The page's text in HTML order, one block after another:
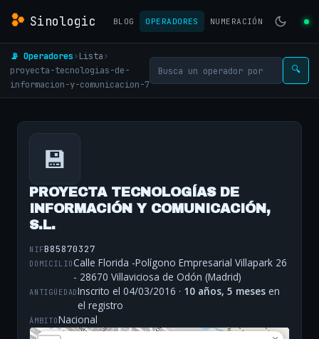
Sinologic BLOG OPERADORES NUMERACIÓN
📡 Operadores› Lista›
proyecta-tecnologias-de-
informacion-y-comunicacion-7
🔍
💾
PROYECTA TECNOLOGÍAS DE
INFORMACIÓN Y COMUNICACIÓN,
S.L.
NIFB85870327
DOMICILIOCalle Florida -Polígono Empresarial Villapark 26
- 28670 Villaviciosa de Odón (Madrid)
ANTIGÜEDADInscrito el 04/03/2016 · 10 años, 5 meses en
el registro
ÁMBITONacional